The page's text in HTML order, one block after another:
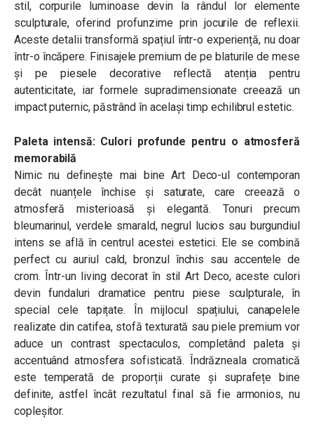
stil, corpurile luminoase devin la rândul lor elemente
sculpturale, oferind profunzime prin jocurile de reflexii.
Aceste detalii transformă spațiul într-o experiență, nu doar
într-o încăpere. Finisajele premium de pe blaturile de mese
și pe piesele decorative reflectă atenția pentru
autenticitate, iar formele supradimensionate creează un
impact puternic, păstrând în același timp echilibrul estetic.
Paleta intensă: Culori profunde pentru o atmosferă
memorabilă
Nimic nu definește mai bine Art Deco-ul contemporan
decât nuanțele închise și saturate, care creează o
atmosferă misterioasă și elegantă. Tonuri precum
bleumarinul, verdele smarald, negrul lucios sau burgundiul
intens se află în centrul acestei estetici. Ele se combină
perfect cu auriul cald, bronzul închis sau accentele de
crom. Într-un living decorat în stil Art Deco, aceste culori
devin fundaluri dramatice pentru piese sculpturale, în
special cele tapițate. În mijlocul spațiului, canapelele
realizate din catifea, stofă texturată sau piele premium vor
aduce un contrast spectaculos, completând paleta și
accentuând atmosfera sofisticată. Îndrăzneala cromatică
este temperată de proporții curate și suprafețe bine
definite, astfel încât rezultatul final să fie armonios, nu
copleșitor.